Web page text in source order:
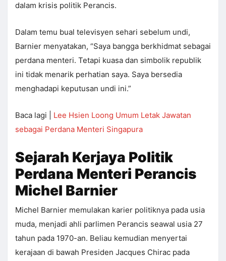
dalam krisis politik Perancis.
Dalam temu bual televisyen sehari sebelum undi,
Barnier menyatakan, “Saya bangga berkhidmat sebagai
perdana menteri. Tetapi kuasa dan simbolik republik
ini tidak menarik perhatian saya. Saya bersedia
menghadapi keputusan undi ini.”
Baca lagi | Lee Hsien Loong Umum Letak Jawatan
sebagai Perdana Menteri Singapura
Sejarah Kerjaya Politik
Perdana Menteri Perancis
Michel Barnier
Michel Barnier memulakan karier politiknya pada usia
muda, menjadi ahli parlimen Perancis seawal usia 27
tahun pada 1970-an. Beliau kemudian menyertai
kerajaan di bawah Presiden Jacques Chirac pada